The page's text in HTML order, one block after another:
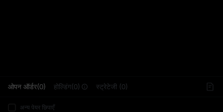
ओपन ऑर्डर(0) होल्डिंग(0) स्ट्रेटेजी (0)
अन्य पेयर छिपाएँ